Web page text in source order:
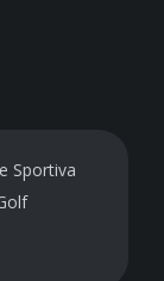
Sportiva